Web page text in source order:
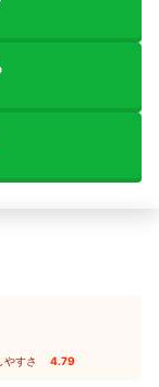
やすさ 4.79